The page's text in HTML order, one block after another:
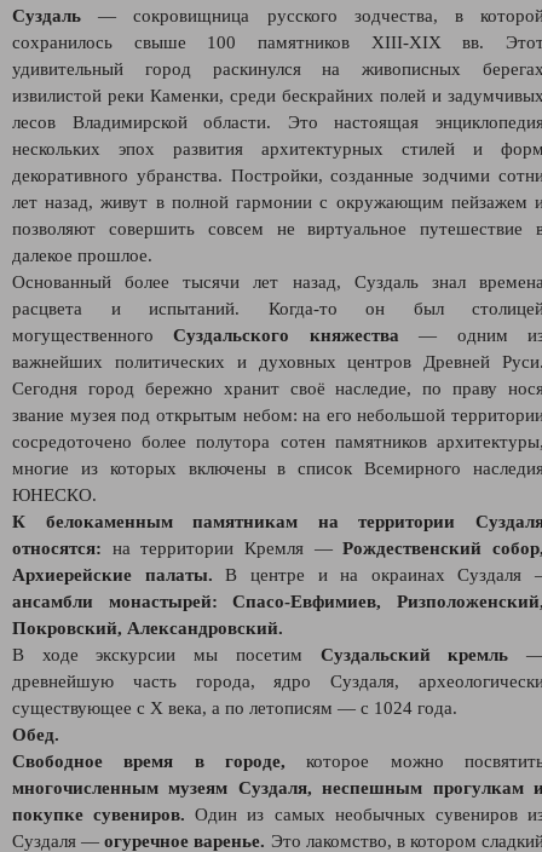
Суздаль — сокровищница русского зодчества, в
сохранилось свыше 100 памятников XIII-XIX вв.
удивительный город раскинулся на живописных
извилистой реки Каменки, среди бескрайних полей и
лесов Владимирской области. Это настоящая
нескольких эпох развития архитектурных стилей и
декоративного убранства. Постройки, созданные зодчими
лет назад, живут в полной гармонии с окружающим пейзажем
позволяют совершить совсем не виртуальное путешествие
далекое прошлое.
Основанный более тысячи лет назад, Суздаль знал
расцвета и испытаний. Когда‑то он был
могущественногоСуздальского княжества — одним
важнейших политических и духовных центров Древней
Сегодня город бережно хранит своё наследие, по праву
звание музея под открытым небом: на его небольшой
сосредоточено более полутора сотен памятников
многие из которых включены в список Всемирного
ЮНЕСКО.
К белокаменным памятникам на территории
относятся: на территории Кремля —Рождественский
Архиерейские палаты. В центре и на окраинах Суздаля
ансамбли монастырей: Спасо-Евфимиев,
Покровский, Александровский.
В ходе экскурсии мы посетим Суздальский кремль
древнейшую часть города, ядро Суздаля,
существующее с X века, а по летописям — с 1024 года.
Обед.
Свободное время в городе, которое можно
многочисленным музеям Суздаля, неспешным прогулкам
покупке сувениров. Один из самых необычных сувениров
Суздаля —огуречное варенье. Это лакомство, в котором